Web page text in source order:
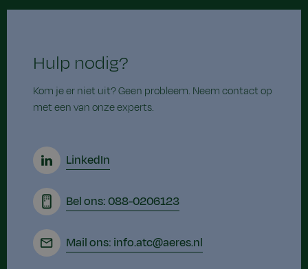
Hulp nodig?
Kom je er niet uit? Geen probleem. Neem contact op
met een van onze experts.
LinkedIn
Bel ons: 088-0206123
Mail ons: info.atc@aeres.nl